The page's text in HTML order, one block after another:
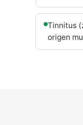
Tinnitus
origen